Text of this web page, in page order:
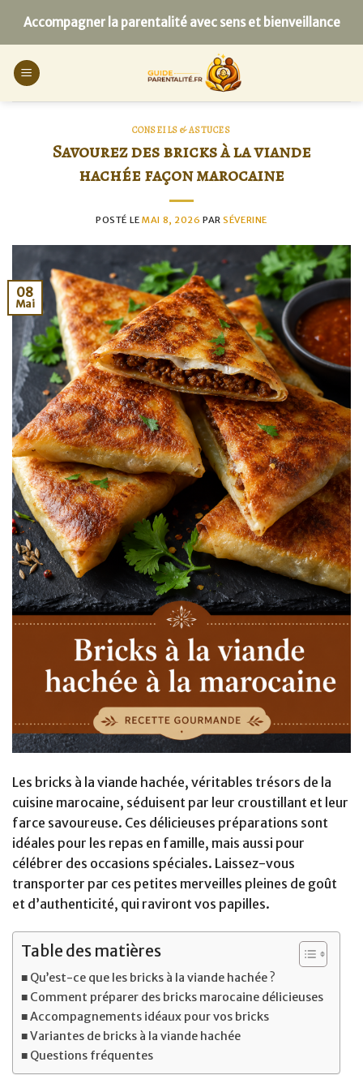
content
Accompagner la parentalité avec sens et bienveillance
CONSEILS & ASTUCES
Savourez des bricks à la viande
hachée façon marocaine
POSTÉ LEMAI 8, 2026 PARSÉVERINE
08
Mai
Les bricks à la viande hachée, véritables trésors de la
cuisine marocaine, séduisent par leur croustillant et leur
farce savoureuse. Ces délicieuses préparations sont
idéales pour les repas en famille, mais aussi pour
célébrer des occasions spéciales. Laissez-vous
transporter par ces petites merveilles pleines de goût
et d’authenticité, qui raviront vos papilles.
Table des matières
Qu’est-ce que les bricks à la viande hachée ?
Comment préparer des bricks marocaine délicieuses
Accompagnements idéaux pour vos bricks
Variantes de bricks à la viande hachée
Questions fréquentes